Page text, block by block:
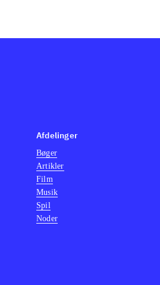
Afdelinger
Bøger
Artikler
Film
Musik
Spil
Noder